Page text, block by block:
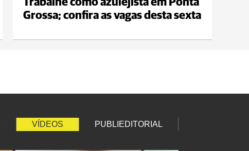
Carambeí
max 18°C min 17°C
Trabalhe como azulejista em Ponta
Grossa; confira as vagas desta sexta
VÍDEOS PUBLIEDITORIAL